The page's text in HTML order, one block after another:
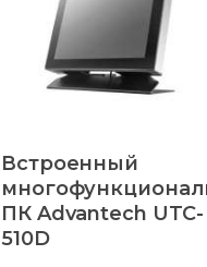
Встроенный
ПК Advantech UTC-
510D